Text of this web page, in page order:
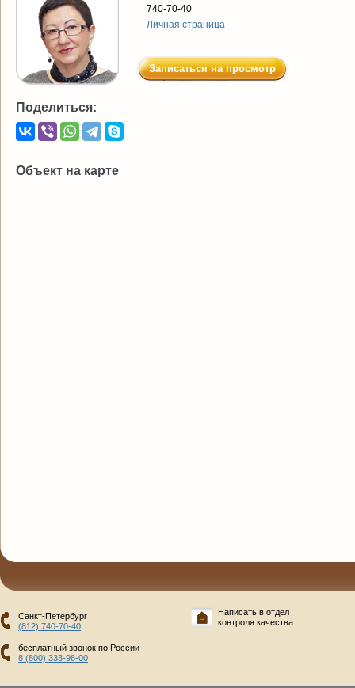
740-70-40
Личная страница
Записаться на просмотр
Поделиться:
Объект на карте
Санкт-Петербург
(812) 740-70-40
бесплатный звонок по России
8 (800) 333-98-00
Написать в отдел
контроля качества